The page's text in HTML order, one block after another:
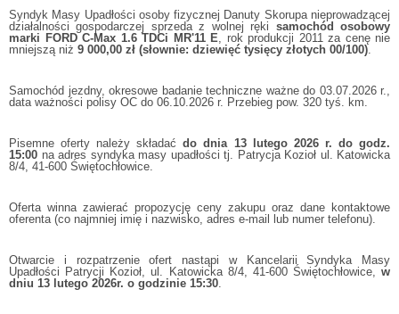
Syndyk Masy Upadłości osoby fizycznej Danuty Skorupa nieprowadzącej
działalności gospodarczej sprzeda z wolnej ręki samochód osobowy
marki FORD C-Max 1.6 TDCi MR'11 E, rok produkcji 2011 za cenę nie
mniejszą niż 9 000,00 zł (słownie: dziewięć tysięcy złotych 00/100).
Samochód jezdny, okresowe badanie techniczne ważne do 03.07.2026 r.,
data ważności polisy OC do 06.10.2026 r. Przebieg pow. 320 tyś. km.
Pisemne oferty należy składaćdo dnia 13 lutego 2026 r. do godz.
15:00 na adres syndyka masy upadłości tj. Patrycja Kozioł ul. Katowicka
8/4, 41-600 Świętochłowice.
Oferta winna zawierać propozycję ceny zakupu oraz dane kontaktowe
oferenta (co najmniej imię i nazwisko, adres e-mail lub numer telefonu).
Otwarcie i rozpatrzenie ofert nastąpi w Kancelarii Syndyka Masy
Upadłości Patrycji Kozioł, ul. Katowicka 8/4, 41-600 Świętochłowice, w
dniu 13 lutego 2026r. o godzinie 15:30.